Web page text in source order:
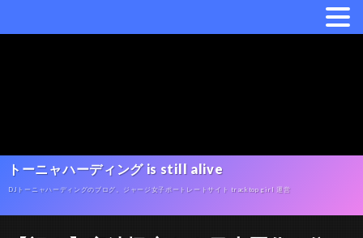
トーニャハーディング is still alive
DJトーニャハーディングのブログ。ジャージ女子ポートレートサイト tracktop girl 運営